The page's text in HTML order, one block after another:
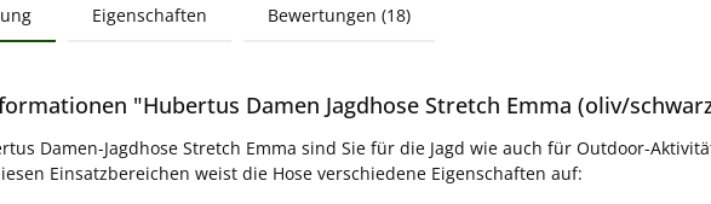
Eigenschaften Bewertungen (18)
"Hubertus Damen Jagdhose Stretch Emma (oliv/
Damen-Jagdhose Stretch Emma sind Sie für die Jagd wie auch für Outdoor-
Einsatzbereichen weist die Hose verschiedene Eigenschaften auf: